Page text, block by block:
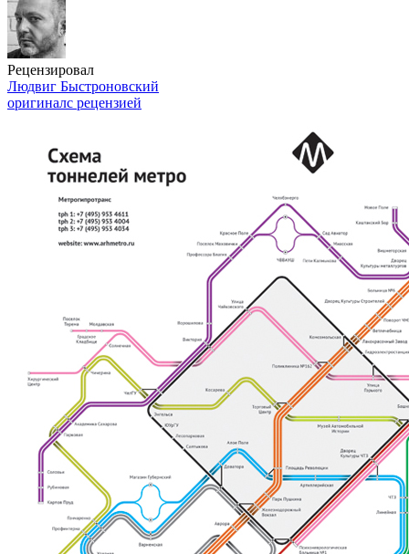
Рецензировал
Людвиг Быстроновский
оригиналс рецензией